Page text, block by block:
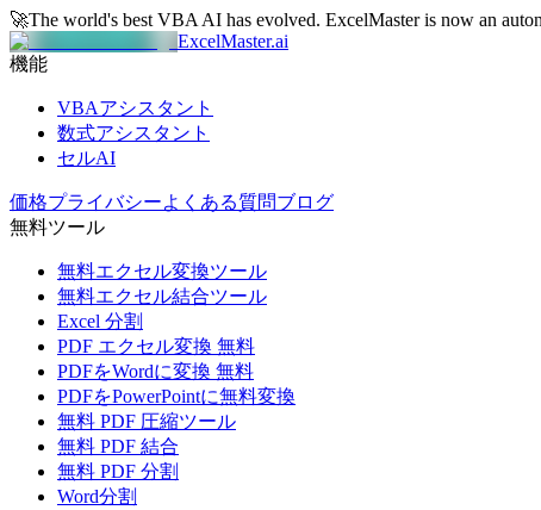
🚀The world's best VBA AI has evolved. ExcelMaster is now an
ExcelMaster.ai
機能
VBAアシスタント
数式アシスタント
セルAI
価格プライバシーよくある質問ブログ
無料ツール
無料エクセル変換ツール
無料エクセル結合ツール
Excel 分割
PDF エクセル変換 無料
PDFをWordに変換 無料
PDFをPowerPointに無料変換
無料 PDF 圧縮ツール
無料 PDF 結合
無料 PDF 分割
Word分割